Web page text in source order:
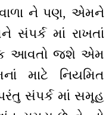
વાળા ને પણ, એમને
માં રાખતાં
આવતો જશે એમ
માટે નિયમિત
સંપર્ક માં સમૂહ